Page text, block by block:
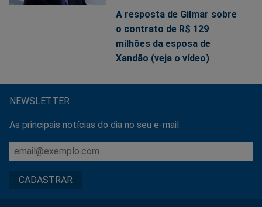
A resposta de Gilmar sobre
o contrato de R$ 129
milhões da esposa de
Xandão (veja o vídeo)
NEWSLETTER
As principais notícias do dia no seu e-mail.